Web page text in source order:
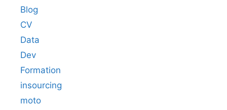
Blog
CV
Data
Dev
Formation
insourcing
moto